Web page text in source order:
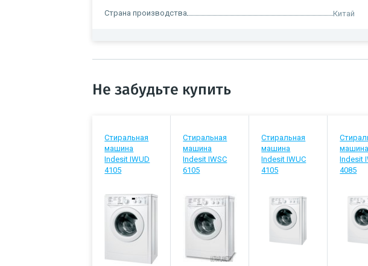
Страна производства Китай
Не забудьте купить
Стиральная
машина
Indesit IWUD
4105
Стиральная
машина
Indesit IWSC
6105
Стиральная
машина
Indesit IWUC
4105
машина
Indesit
4085